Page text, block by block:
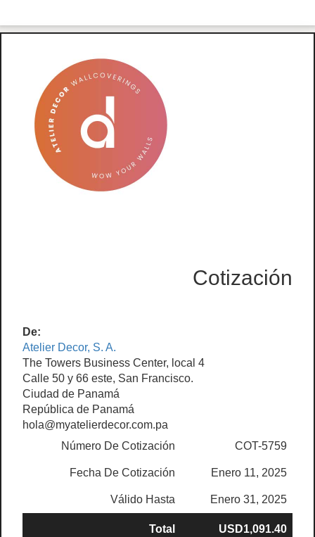
Cotización
De:
Atelier Decor, S. A.
The Towers Business Center, local 4
Calle 50 y 66 este, San Francisco.
Ciudad de Panamá
República de Panamá
hola@myatelierdecor.com.pa
Número De Cotización
COT-5759
Fecha De Cotización Enero 11, 2025
Válido Hasta Enero 31, 2025
Total USD1,091.40